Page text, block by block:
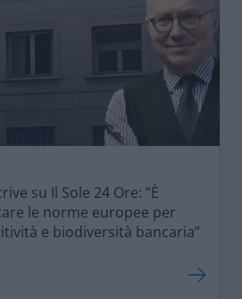
su Il Sole 24 Ore: “È
le norme europee per
e biodiversità bancaria”